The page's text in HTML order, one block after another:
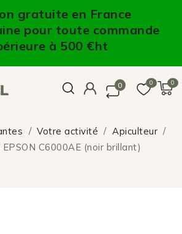
gratuite en France
pour toute commande
à 500 €ht
0
0
0
Votre activité
Apiculteur
C6000AE (noir brillant)